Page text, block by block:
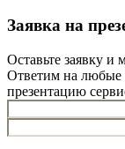
Заявка на
Оставьте заявку
Ответим на любые
презентацию